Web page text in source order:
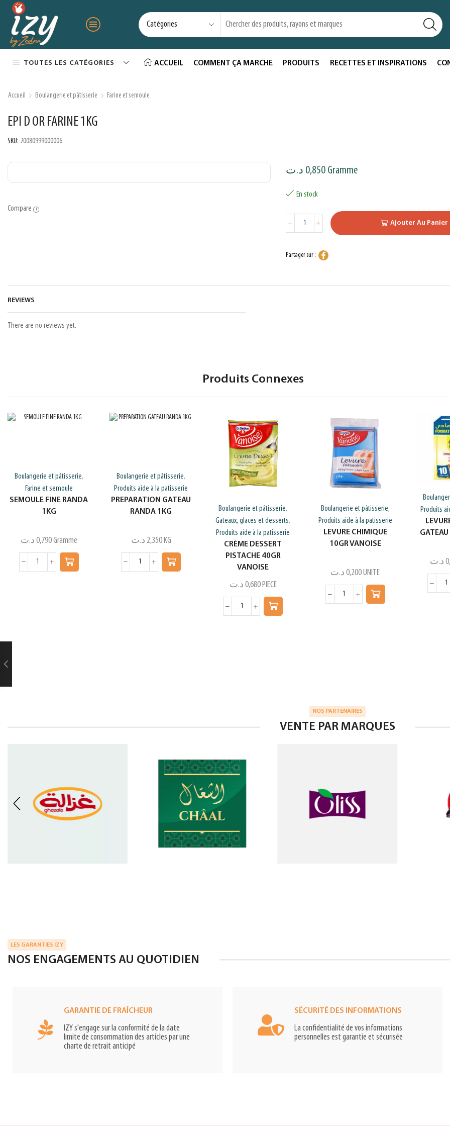
TOUTES LES CATÉGORIES ACCUEIL COMMENT ÇA MARCHE PRODUITS RECETTES ET INSPIRATIONS
Accueil Boulangerie et pâtisserie Farine et semoule
EPI D OR FARINE 1KG
SKU: 20080999000006
Compare
0,850 د.ت Gramme
En stock
Ajouter Au Panier
Partager sur :
REVIEWS
There are no reviews yet.
Produits Connexes
Boulangerie et pâtisserie,
Farine et semoule
SEMOULE FINE RANDA
1KG
0,790 د.ت Gramme
Boulangerie et pâtisserie,
Produits aide à la patisserie
PREPARATION GATEAU
RANDA 1KG
2,350 د.ت KG
Boulangerie et pâtisserie,
Gateaux, glaces et desserts,
Produits aide à la patisserie
CRÈME DESSERT
PISTACHE 40GR
VANOISE
0,680 د.ت PIECE
Boulangerie et pâtisserie,
Produits aide à la patisserie
LEVURE CHIMIQUE
10GR VANOISE
0,200 د.ت UNITE
Produits
د.ت
NOS PARTENAIRES
VENTE PAR MARQUES
LES GARANTIES IZY
NOS ENGAGEMENTS AU QUOTIDIEN
GARANTIE DE FRAÎCHEUR
IZY s'engage sur la conformité de la date
limite de consommation des articles par une
charte de retrait anticipé
SÉCURITÉ DES INFORMATIONS
La confidentialité de vos informations
personnelles est garantie et sécurisée